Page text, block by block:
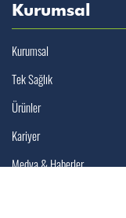
Kurumsal
Kurumsal
Tek Sağlık
Ürünler
Kariyer
Medya & Haberler